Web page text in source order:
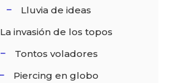
Lluvia de ideas
La invasión de los topos
Tontos voladores
Piercing en globo